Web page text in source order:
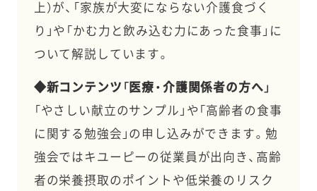
上）が、「家族が大変にならない介護食づく
り」や「かむ力と飲み込む力にあった食事」に
ついて解説しています。
◆新コンテンツ「医療・介護関係者の方へ」
「やさしい献立のサンプル」や「高齢者の食事
に関する勉強会」の申し込みができます。勉
強会ではキユーピーの従業員が出向き、高齢
者の栄養摂取のポイントや低栄養のリスク